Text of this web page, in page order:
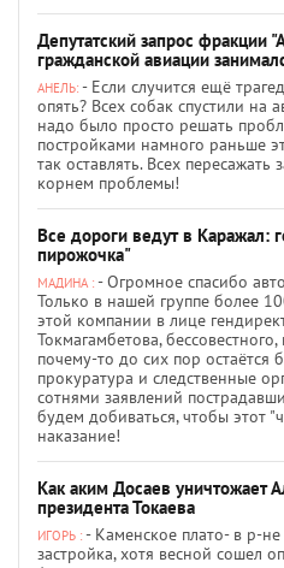
Депутатский запрос фракции
гражданской авиации
АНЕЛЬ: - Если случится ещё
опять? Всех собак спустили на
надо было просто решать
постройками намного раньше
так оставлять. Всех пересажать
корнем проблемы!
Все дороги ведут в Каражал:
пирожочка"
МАДИНА : - Огромное спасибо
Только в нашей группе более
этой компании в лице
Токмагамбетова,
почему-то до сих пор остаётся
прокуратура и следственные
сотнями заявлений
будем добиваться, чтобы этот
наказание!
Как аким Досаев уничтожает
президента Токаева
ИГОРЬ : - Каменское плато- в р-
застройка, хотя весной сошел